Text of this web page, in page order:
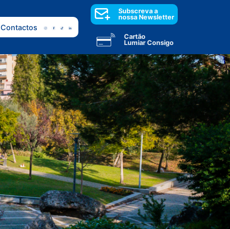
Contactos
Subscreva a
nossa Newsletter
Cartão
Lumiar Consigo